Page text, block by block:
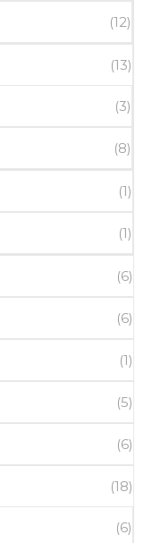
(12)
(13)
(3)
(8)
(1)
(1)
(6)
(6)
(1)
(5)
(6)
(18)
(6)